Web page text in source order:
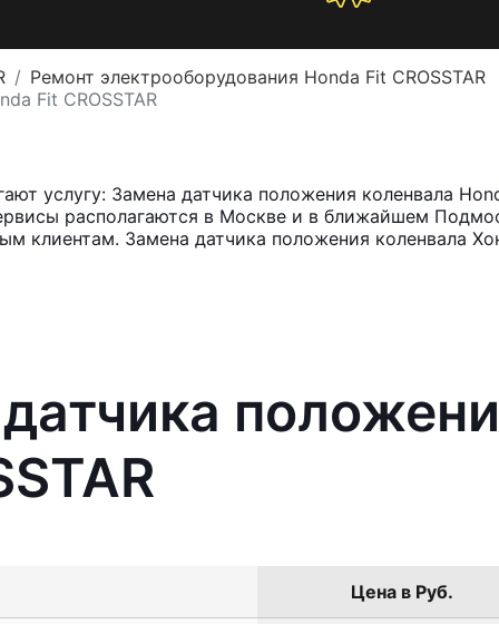
Ремонт электрооборудования Honda Fit CROSSTAR
Fit CROSSTAR
услугу: Замена датчика положения коленвала
располагаются в Москве и в ближайшем
клиентам. Замена датчика положения коленвала
Цена в Руб.